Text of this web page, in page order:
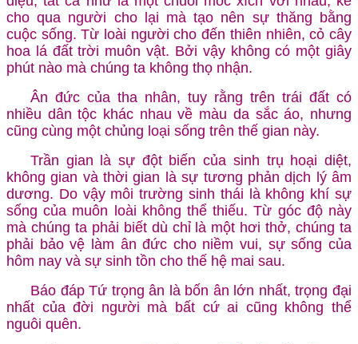
cho qua người cho lại mà tạo nên sự thăng bằng
cuộc sống. Từ loài người cho đến thiên nhiên, cỏ cây
hoa lá đất trời muôn vật. Bởi vậy không có một giây
phút nào mà chúng ta không thọ nhận.
Ân đức của tha nhân, tuy rằng trên trái đất có
nhiều dân tộc khác nhau về màu da sắc áo, nhưng
cũng cùng một chủng loại sống trên thế gian này.
Trần gian là sự đột biến của sinh trụ hoại diệt,
không gian và thời gian là sự tương phản dịch lý âm
dương. Do vậy môi trường sinh thái là không khí sự
sống của muôn loài không thể thiếu. Từ góc độ này
mà chúng ta phải biết dù chỉ là một hơi thở, chúng ta
phải bảo vệ làm ân đức cho niềm vui, sự sống của
hôm nay và sự sinh tồn cho thế hệ mai sau.
Báo đáp Tứ trọng ân là bốn ân lớn nhất, trọng đại
nhất của đời người mà bất cứ ai cũng không thể
nguôi quên.